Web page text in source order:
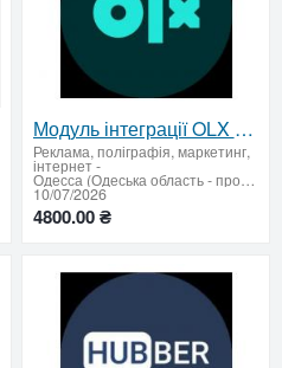
Модуль інтеграції OLX з BAS/1C
Реклама, поліграфія, маркетинг,
інтернет-
Одесса (Одеська область - продати купити)
10/07/2026
4800.00 ₴